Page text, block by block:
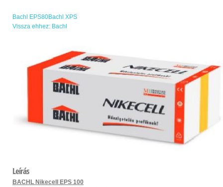
Bachl EPS80Bachl XPS
Vissza ehhez: Bachl
Leírás
BACHL Nikecell EPS 100